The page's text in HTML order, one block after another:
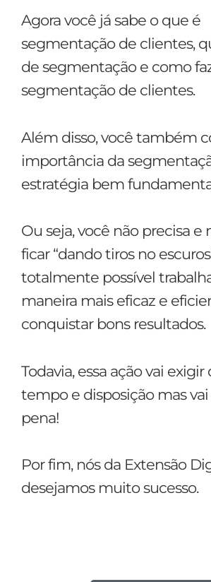
Agora você já sabe o que é
segmentação de clientes,
de segmentação e como
segmentação de clientes.
Além disso, você também
importância da
estratégia bem
Ou seja, você não precisa e
ficar “dando tiros no
totalmente possível
maneira mais eficaz e
conquistar bons resultados.
Todavia, essa ação vai exigir
tempo e disposição mas vai
pena!
Por fim, nós da Extensão
desejamos muito sucesso.